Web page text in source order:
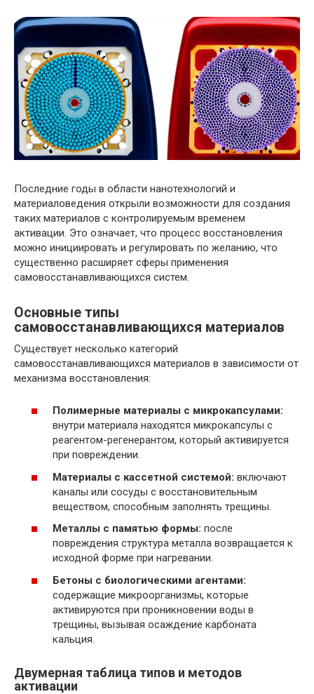
Последние годы в области нанотехнологий и
материаловедения открыли возможности для создания
таких материалов с контролируемым временем
активации. Это означает, что процесс восстановления
можно инициировать и регулировать по желанию, что
существенно расширяет сферы применения
самовосстанавливающихся систем.
Основные типы
самовосстанавливающихся материалов
Существует несколько категорий
самовосстанавливающихся материалов в зависимости от
механизма восстановления:
Полимерные материалы с микрокапсулами:
внутри материала находятся микрокапсулы с
реагентом-регенерантом, который активируется
при повреждении.
Материалы с кассетной системой: включают
каналы или сосуды с восстановительным
веществом, способным заполнять трещины.
Металлы с памятью формы: после
повреждения структура металла возвращается к
исходной форме при нагревании.
Бетоны с биологическими агентами:
содержащие микроорганизмы, которые
активируются при проникновении воды в
трещины, вызывая осаждение карбоната
кальция.
Двумерная таблица типов и методов
активации